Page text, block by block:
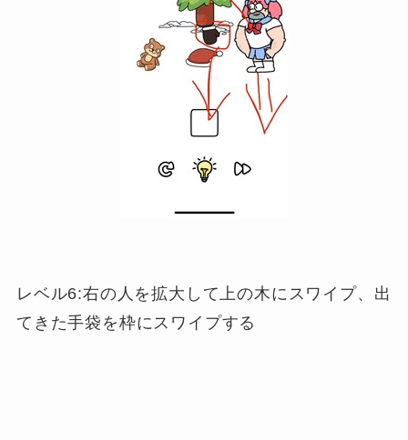
レベル6:右の人を拡大して上の木にスワイプ、出
てきた手袋を枠にスワイプする